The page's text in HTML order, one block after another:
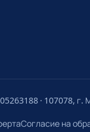
· 107078,
Согласие на